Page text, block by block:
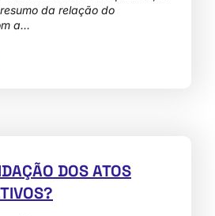
da relação do
a…
DOS ATOS